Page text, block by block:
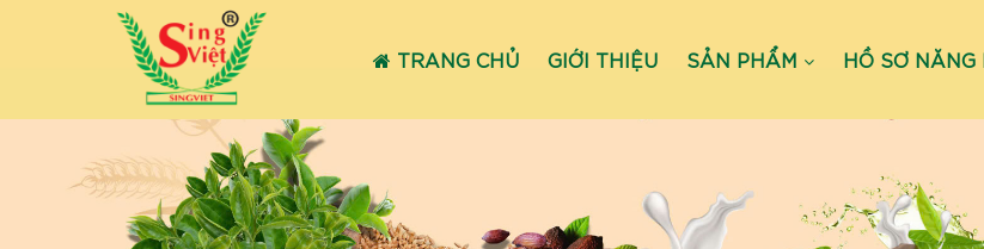
TRANG CHỦ GIỚI THIỆU SẢN PHẨM HỒ SƠ NĂNG